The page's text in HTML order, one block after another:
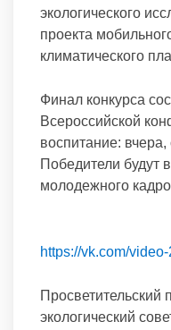
экологического
проекта
климатического
Финал конкурса
Всероссийской
воспитание: вчера,
Победители будут
молодежного
https://vk.com/
Просветительский
экологический